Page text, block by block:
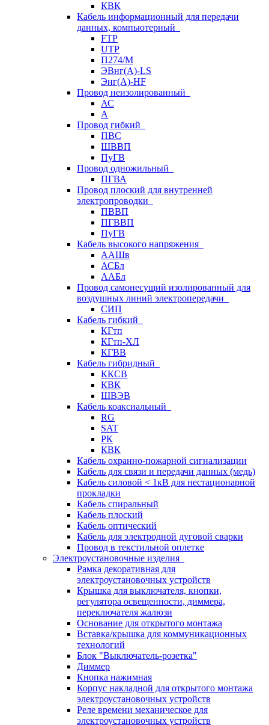
КВК
Кабель информационный для передачи
данных, компьютерный
FTP
UTP
П274/М
ЭВнг(А)-LS
Энг(А)-HF
Провод неизолированный
АС
А
Провод гибкий
ПВС
ШВВП
ПуГВ
Провод одножильный
ПГВА
Провод плоский для внутренней
электропроводки
ПВВП
ПГВВП
ПуГВ
Кабель высокого напряжения
ААШв
АСБл
ААБл
Провод самонесущий изолированный для
воздушных линий электропередачи
СИП
Кабель гибкий
КГтп
КГтп-ХЛ
КГВВ
Кабель гибридный
ККСВ
КВК
ШВЭВ
Кабель коаксиальный
RG
SAT
РК
КВК
Кабель охранно-пожарной сигнализации
Кабель для связи и передачи данных (медь)
Кабель силовой < 1кВ для нестационарной
прокладки
Кабель спиральный
Кабель плоский
Кабель оптический
Кабель для электродной дуговой сварки
Провод в текстильной оплетке
Электроустановочные изделия
Рамка декоративная для
электроустановочных устройств
Крышка для выключателя, кнопки,
регулятора освещенности, диммера,
переключателя жалюзи
Основание для открытого монтажа
Вставка/крышка для коммуникационных
технологий
Блок "Выключатель-розетка"
Диммер
Кнопка нажимная
Корпус накладной для открытого монтажа
электроустановочных устройств
Реле времени механическое для
электроустановочных устройств